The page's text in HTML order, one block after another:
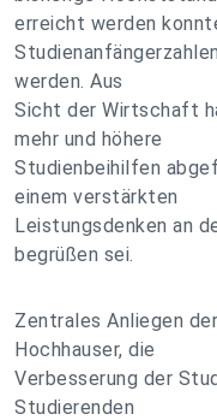
erreicht werden
werden. Aus
Sicht der Wirtschaft
mehr und höhere
Studienbeihilfen
einem verstärkten
Leistungsdenken an
begrüßen sei.
Zentrales Anliegen
Hochhauser, die
Verbesserung der
Studierenden